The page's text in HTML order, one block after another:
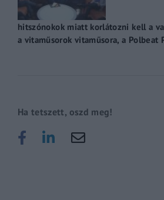
hitszónokok miatt korlátozni kell a
a vitaműsorok vitaműsora, a Polbeat
Ha tetszett, oszd meg!